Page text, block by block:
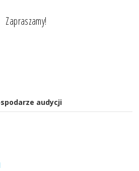
Zapraszamy!
audycji